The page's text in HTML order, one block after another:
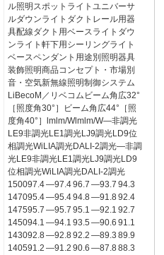
ル照明スポットライトユニバーサ
ルダウンライトダクトレール用器
具配線ダクト用ベースライトダウ
ンライト軒下用シーリングライト
ベースペンダント用途別照明器具
装飾照明商品コンセプト・市場別
音・空気新無線照明制御システム
LiBecoM／リベコムビーム角広32°
［照度角30°］ビーム角広44°［照
度角40°］lmlm/Wlmlm/W―非調光
LE9非調光LE1調光LJ9調光LD9位
相調光WiLIA調光DALI-2調光―非調
光LE9非調光LE1調光LJ9調光LD9
位相調光WiLIA調光DALI-2調光
150097.4 ―97.4 96.7 ―93.7 94.3
147095.4 ―95.4 94.8 ―91.8 92.4
147595.7 ―95.7 95.1 ―92.1 92.7
145094.1 ―94.1 93.5 ―90.6 91.1
143092.8 ―92.8 92.2 ―89.3 89.9
140591.2 ―91.2 90.6 ―87.8 88.3